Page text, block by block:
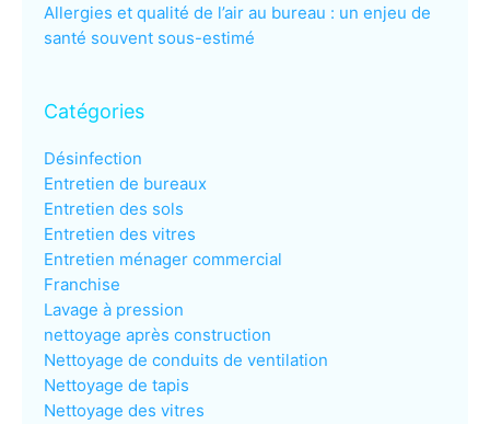
Allergies et qualité de l’air au bureau : un enjeu de
santé souvent sous-estimé
Catégories
Désinfection
Entretien de bureaux
Entretien des sols
Entretien des vitres
Entretien ménager commercial
Franchise
Lavage à pression
nettoyage après construction
Nettoyage de conduits de ventilation
Nettoyage de tapis
Nettoyage des vitres